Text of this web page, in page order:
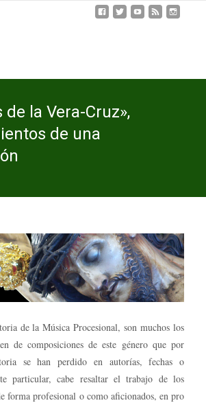
de la Vera-Cruz»,
de una
de la Música Procesional, son muchos los
de composiciones de este género que por
se han perdido en autorías, fechas o
particular, cabe resaltar el trabajo de los
forma profesional o como aficionados, en pro